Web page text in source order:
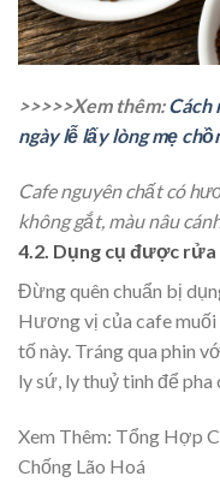
>>>>>Xem thêm:Cách
ngày lễ lấy lòng mẹ
Cafe nguyên chất có
không gắt, màu nâu
4.2. Dụng cụ được rửa
Đừng quên chuẩn bị
Hương vị của cafe
tố này. Tráng qua phin
ly sứ, ly thuỷ tinh để
Xem Thêm: Tổng Hợp
Chống Lão Hoá